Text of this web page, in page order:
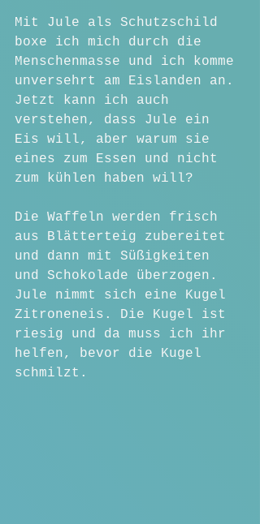
Mit Jule als Schutzschild
boxe ich mich durch die
Menschenmasse und ich komme
unversehrt am Eislanden an.
Jetzt kann ich auch
verstehen, dass Jule ein
Eis will, aber warum sie
eines zum Essen und nicht
zum kühlen haben will?
Die Waffeln werden frisch
aus Blätterteig zubereitet
und dann mit Süßigkeiten
und Schokolade überzogen.
Jule nimmt sich eine Kugel
Zitroneneis. Die Kugel ist
riesig und da muss ich ihr
helfen, bevor die Kugel
schmilzt.